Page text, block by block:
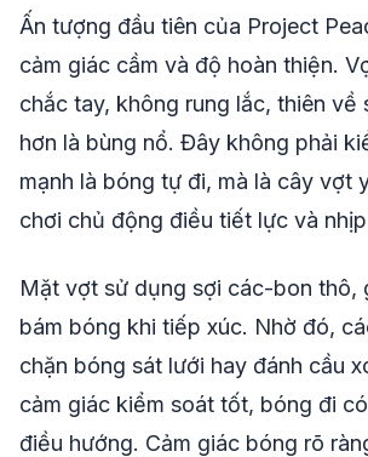
Ấn tượng đầu tiên của Project
cảm giác cầm và độ hoàn thiện.
chắc tay, không rung lắc, thiên về
hơn là bùng nổ. Đây không phải
mạnh là bóng tự đi, mà là cây vợt
chơi chủ động điều tiết lực và
Mặt vợt sử dụng sợi các-bon thô,
bám bóng khi tiếp xúc. Nhờ đó,
chặn bóng sát lưới hay đánh cầu
cảm giác kiểm soát tốt, bóng đi
điều hướng. Cảm giác bóng rõ